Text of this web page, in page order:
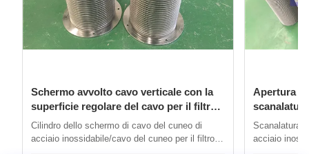
Schermo avvolto cavo verticale con la
superficie regolare del cavo per il filtro
autopulente
Cilindro dello schermo di cavo del cuneo di
acciaio inossidabile/cavo del cuneo per il filtro
Apertura
verticale
Scanalatura
acciaio